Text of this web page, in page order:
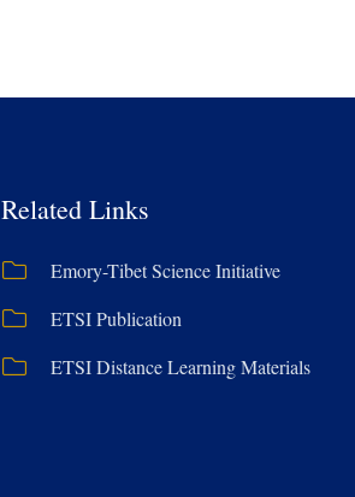
Related Links
Emory-Tibet Science Initiative
ETSI Publication
ETSI Distance Learning Materials